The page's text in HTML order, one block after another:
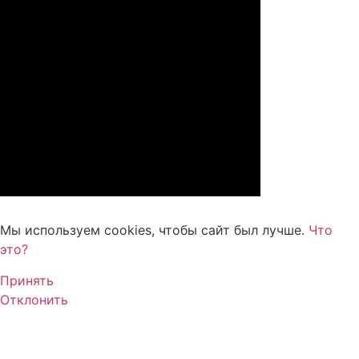
Мы используем cookies, чтобы сайт был лучше. Что
это?
Принять
Отклонить